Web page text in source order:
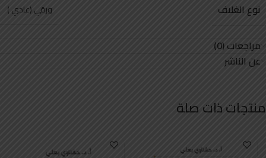
نوع الغلاف ورقي (عادي )
مراجعات (0)
عن الناشر
منتجات ذات صلة